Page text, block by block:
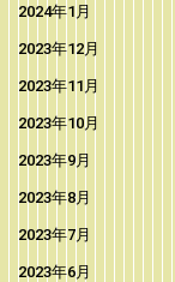
2024年1月
2023年12月
2023年11月
2023年10月
2023年9月
2023年8月
2023年7月
2023年6月